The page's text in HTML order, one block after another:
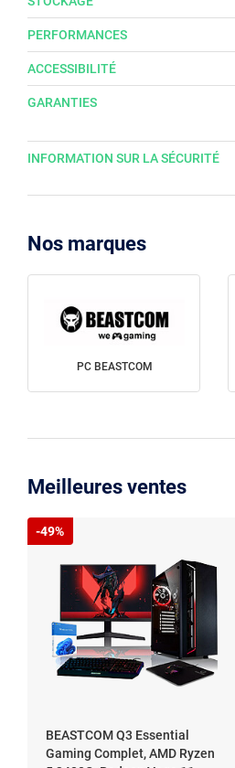
PERFORMANCES
ACCESSIBILITÉ
GARANTIES
INFORMATION SUR LA SÉCURITÉ
Nos marques
PC BEASTCOM
Meilleures ventes
BEASTCOM Q3 Essential
Gaming Complet, AMD Ryzen
-49%